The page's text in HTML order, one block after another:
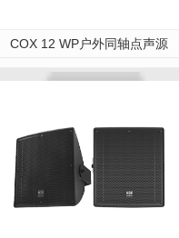
COX 12 WP户外同轴点声源